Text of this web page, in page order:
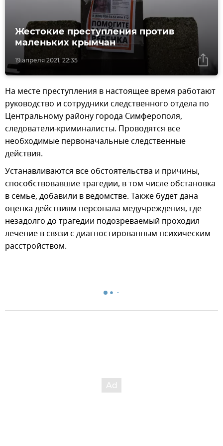
19 апреля 2021, 22:35
Жестокие преступления против
маленьких крымчан
На месте преступления в настоящее время работают
руководство и сотрудники следственного отдела по
Центральному району города Симферополя,
следователи-криминалисты. Проводятся все
необходимые первоначальные следственные
действия.
Устанавливаются все обстоятельства и причины,
способствовавшие трагедии, в том числе обстановка
в семье, добавили в ведомстве. Также будет дана
оценка действиям персонала медучреждения, где
незадолго до трагедии подозреваемый проходил
лечение в связи с диагностированным психическим
расстройством.